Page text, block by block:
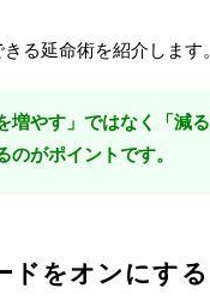
る延命術を紹介します。
増やす」ではなく「減
のがポイントです。
ドをオンにする